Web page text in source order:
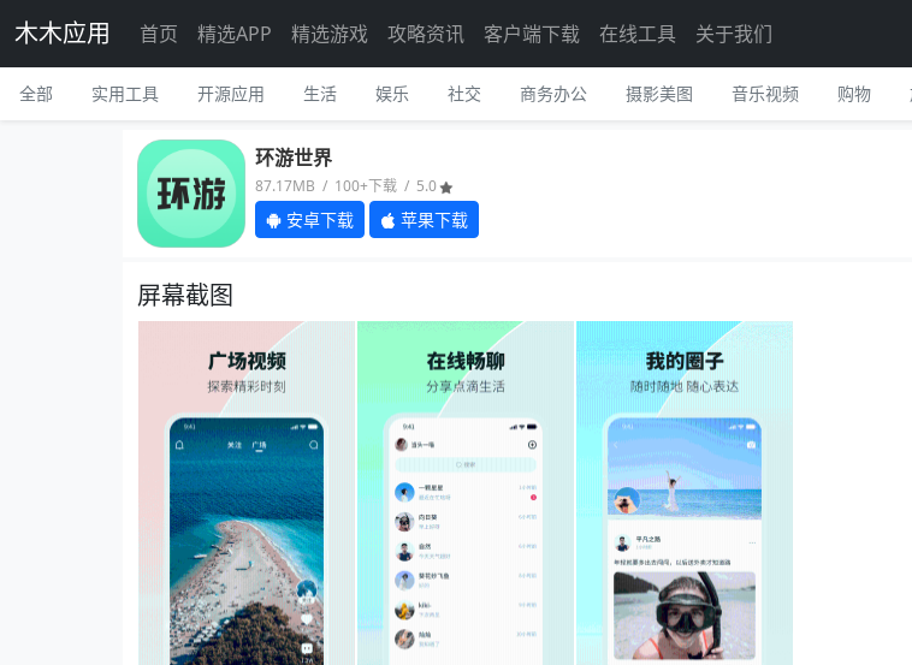
木木应用 首页 精选APP 精选游戏 攻略资讯 客户端下载 在线工具 关于我们
全部 实用工具 开源应用 生活 娱乐 社交 商务办公 摄影美图 音乐视频 购物
环游世界
87.17MB / 100+下载 / 5.0
安卓下载 苹果下载
屏幕截图